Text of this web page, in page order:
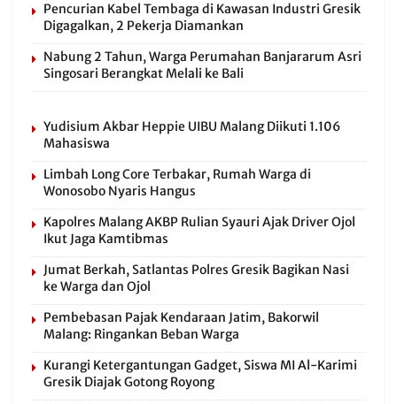
Pencurian Kabel Tembaga di Kawasan Industri Gresik
Digagalkan, 2 Pekerja Diamankan
Nabung 2 Tahun, Warga Perumahan Banjararum Asri
Singosari Berangkat Melali ke Bali
Yudisium Akbar Heppie UIBU Malang Diikuti 1.106
Mahasiswa
Limbah Long Core Terbakar, Rumah Warga di
Wonosobo Nyaris Hangus
Kapolres Malang AKBP Rulian Syauri Ajak Driver Ojol
Ikut Jaga Kamtibmas
Jumat Berkah, Satlantas Polres Gresik Bagikan Nasi
ke Warga dan Ojol
Pembebasan Pajak Kendaraan Jatim, Bakorwil
Malang: Ringankan Beban Warga
Kurangi Ketergantungan Gadget, Siswa MI Al-Karimi
Gresik Diajak Gotong Royong